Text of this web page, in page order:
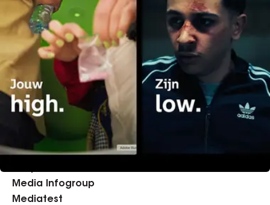
MAATSCHAPPELIJKE IMPACT - EFFIE AWARDS
OPDRACHTGEVER
Gemeente Rotterdam
BUREAU
Zuiver Media
Media Infogroup
Mediatest